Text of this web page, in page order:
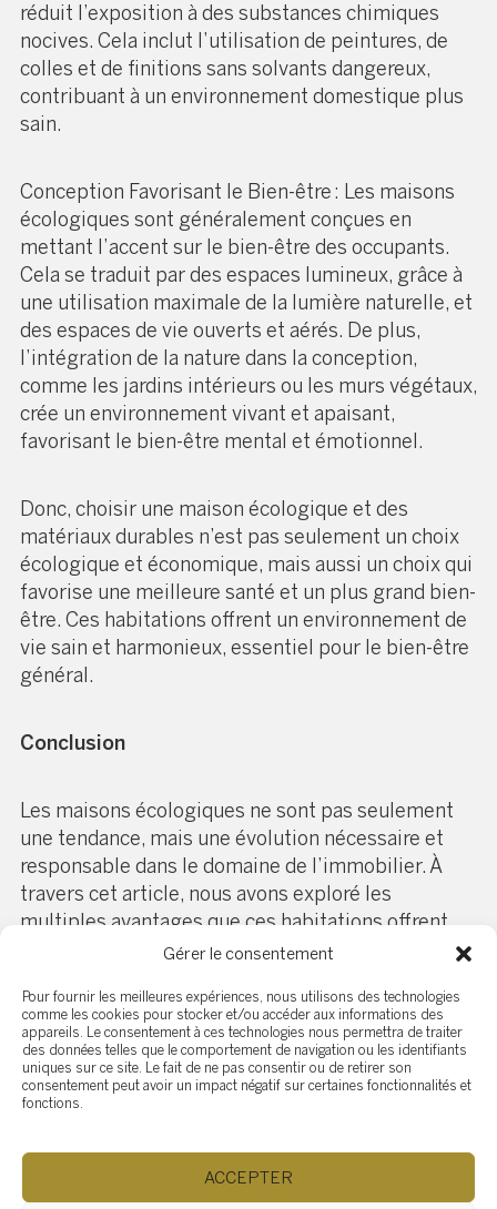
Gérer le consentement
Pour fournir les meilleures expériences, nous utilisons des technologies
comme les cookies pour stocker et/ou accéder aux informations des
appareils. Le consentement à ces technologies nous permettra de traiter
des données telles que le comportement de navigation ou les identifiants
uniques sur ce site. Le fait de ne pas consentir ou de retirer son
consentement peut avoir un impact négatif sur certaines fonctionnalités et
fonctions.
ACCEPTER
réduit l’exposition à des substances chimiques
nocives. Cela inclut l’utilisation de peintures, de
colles et de finitions sans solvants dangereux,
contribuant à un environnement domestique plus
sain.
Conception Favorisant le Bien-être : Les maisons
écologiques sont généralement conçues en
mettant l’accent sur le bien-être des occupants.
Cela se traduit par des espaces lumineux, grâce à
une utilisation maximale de la lumière naturelle, et
des espaces de vie ouverts et aérés. De plus,
l’intégration de la nature dans la conception,
comme les jardins intérieurs ou les murs végétaux,
crée un environnement vivant et apaisant,
favorisant le bien-être mental et émotionnel.
Donc, choisir une maison écologique et des
matériaux durables n’est pas seulement un choix
écologique et économique, mais aussi un choix qui
favorise une meilleure santé et un plus grand bien-
être. Ces habitations offrent un environnement de
vie sain et harmonieux, essentiel pour le bien-être
général.
Conclusion
Les maisons écologiques ne sont pas seulement
une tendance, mais une évolution nécessaire et
responsable dans le domaine de l’immobilier. À
travers cet article, nous avons exploré les
multiples avantages que ces habitations offrent,
tant pour l’environnement, l’économie, que pour la
Nous avons vu comment les maisons écologiques
contribuent à la réduction de l’empreinte carbone
et à la préservation des ressources naturelles,
technologies écoénergétiques. De plus, l’aspect
économique n’est pas en reste : ces maisons